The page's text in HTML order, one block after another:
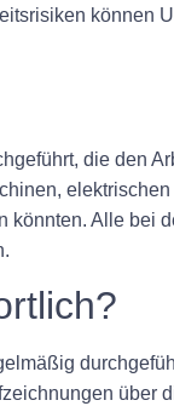
können
die den
Alle bei
über